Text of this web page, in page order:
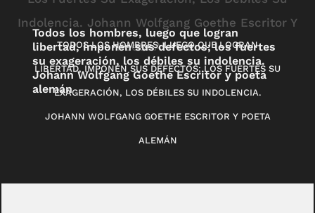
Todos los hombres, luego que logran
libertad, imponen sus defectos; los fuertes
su exageración, los débiles su indolencia.
Johann Wolfgang Goethe Escritor y poeta
alemán
TODOS LOS HOMBRES, LUEGO QUE LOGRAN
LIBERTAD, IMPONEN SUS DEFECTOS; LOS FUERTES SU
EXAGERACIÓN, LOS DÉBILES SU INDOLENCIA.
JOHANN WOLFGANG GOETHE ESCRITOR Y POETA
ALEMÁN